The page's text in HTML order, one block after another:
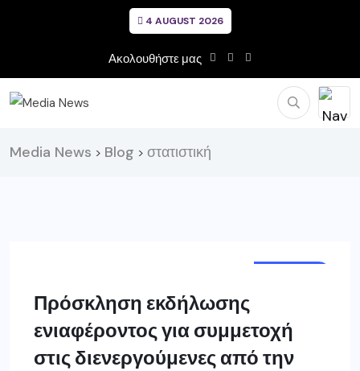
4 AUGUST 2026
Ακολουθήστε μας
Media News > Blog > στατιστική
Πρόσκληση εκδήλωσης
ενιαφέροντος για συμμετοχή
στις διενεργούμενες από την